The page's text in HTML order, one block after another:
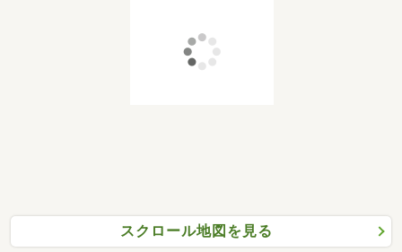
スクロール地図を見る